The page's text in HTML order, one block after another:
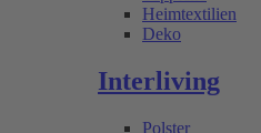
Heimtextilien
Deko
Interliving
Polster